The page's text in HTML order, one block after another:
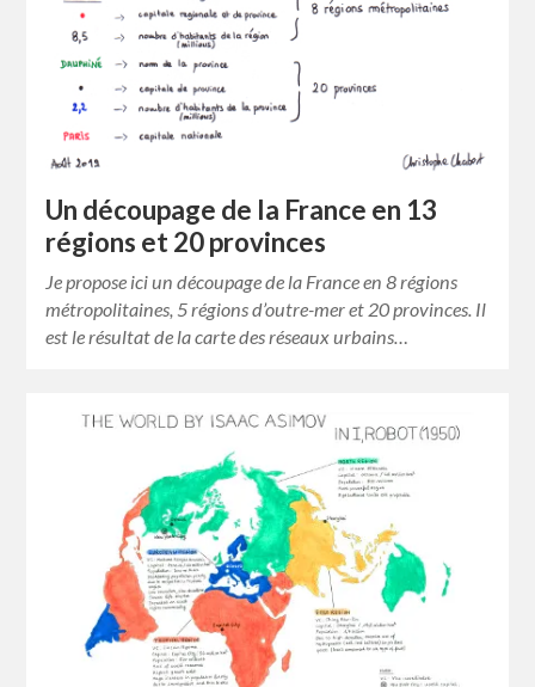
Un découpage de la France en 13
régions et 20 provinces
Je propose ici un découpage de la France en 8 régions
métropolitaines, 5 régions d’outre-mer et 20 provinces. Il
est le résultat de la carte des réseaux urbains…